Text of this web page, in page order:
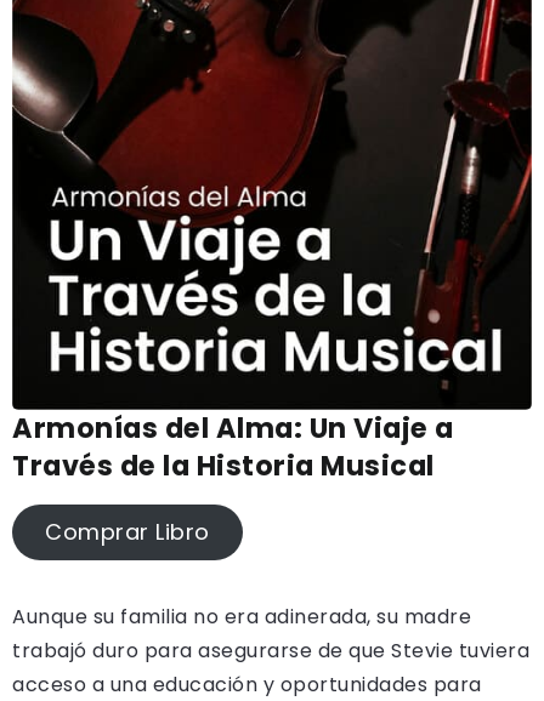
Armonías del Alma: Un Viaje a
Través de la Historia Musical
Comprar Libro
Aunque su familia no era adinerada, su madre
trabajó duro para asegurarse de que Stevie tuviera
acceso a una educación y oportunidades para